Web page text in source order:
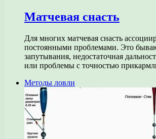
Матчевая снасть
Для многих матчевая снасть
постоянными проблемами. Это
запутывания, недостаточная
или проблемы с точностью
Методы ловли